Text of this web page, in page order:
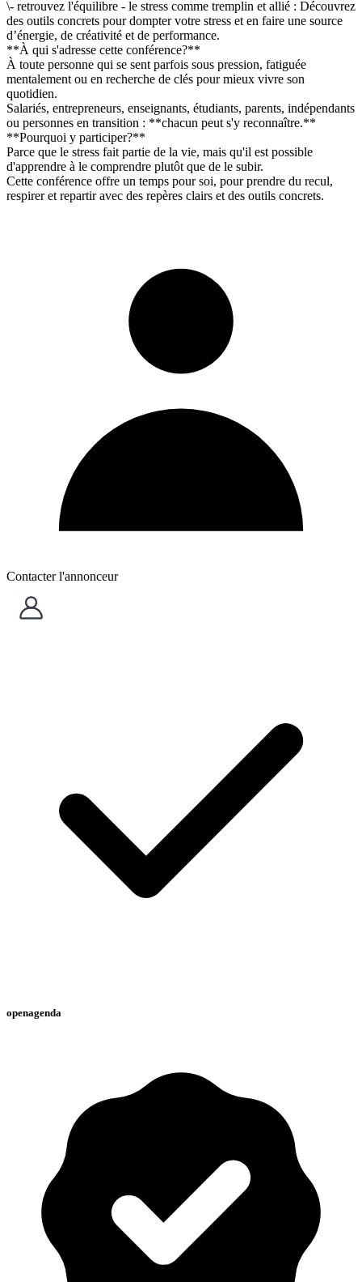
\- retrouvez l'équilibre - le stress comme tremplin et allié : Découvrez
des outils concrets pour dompter votre stress et en faire une source
d’énergie, de créativité et de performance.
**À qui s'adresse cette conférence?**
À toute personne qui se sent parfois sous pression, fatiguée
mentalement ou en recherche de clés pour mieux vivre son
quotidien.
Salariés, entrepreneurs, enseignants, étudiants, parents, indépendants
ou personnes en transition : **chacun peut s'y reconnaître.**
**Pourquoi y participer?**
Parce que le stress fait partie de la vie, mais qu'il est possible
d'apprendre à le comprendre plutôt que de le subir.
Cette conférence offre un temps pour soi, pour prendre du recul,
respirer et repartir avec des repères clairs et des outils concrets.
Contacter l'annonceur
openagenda